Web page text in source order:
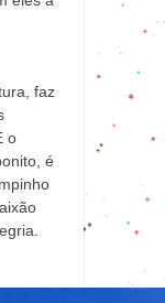
faz
o
é